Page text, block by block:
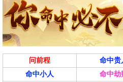
问前程 命中贵
命中小人
命中劫